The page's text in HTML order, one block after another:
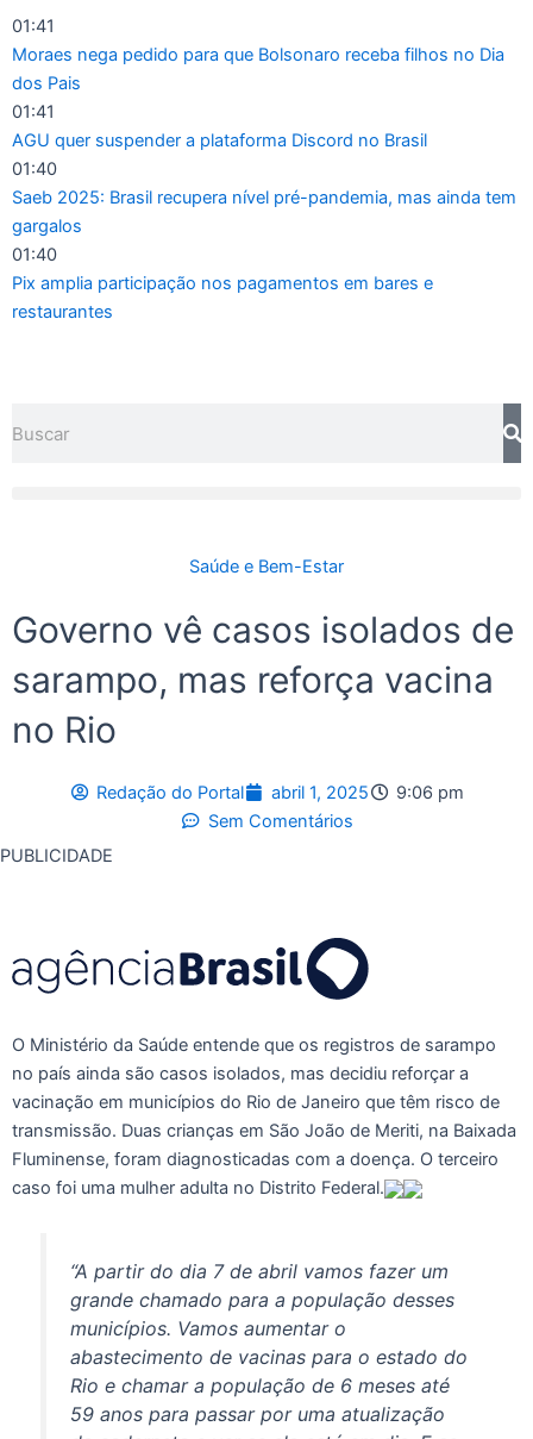
01:41
Moraes nega pedido para que Bolsonaro receba filhos no Dia
dos Pais
01:41
AGU quer suspender a plataforma Discord no Brasil
01:40
Saeb 2025: Brasil recupera nível pré-pandemia, mas ainda tem
gargalos
01:40
Pix amplia participação nos pagamentos em bares e
restaurantes
Saúde e Bem-Estar
Governo vê casos isolados de
sarampo, mas reforça vacina
no Rio
Redação do Portal abril 1, 2025
9:06 pm
Sem Comentários
PUBLICIDADE
O Ministério da Saúde entende que os registros de sarampo
no país ainda são casos isolados, mas decidiu reforçar a
vacinação em municípios do Rio de Janeiro que têm risco de
transmissão. Duas crianças em São João de Meriti, na Baixada
Fluminense, foram diagnosticadas com a doença. O terceiro
caso foi uma mulher adulta no Distrito Federal.
“A partir do dia 7 de abril vamos fazer um
grande chamado para a população desses
municípios. Vamos aumentar o
abastecimento de vacinas para o estado do
Rio e chamar a população de 6 meses até
59 anos para passar por uma atualização